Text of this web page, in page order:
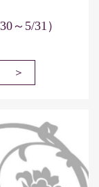
～5/31）